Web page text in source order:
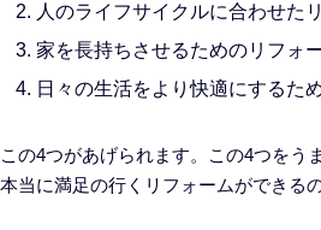
人のライフサイクルに合わせた
家を長持ちさせるためのリフォ
日々の生活をより快適にするた
この4つがあげられます。この4つをう
本当に満足の行くリフォームができるの